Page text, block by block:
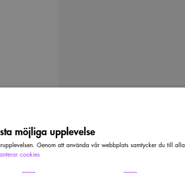
möjliga upplevelse
Genom att använda vår webbplats samtycker du till alla
cookies